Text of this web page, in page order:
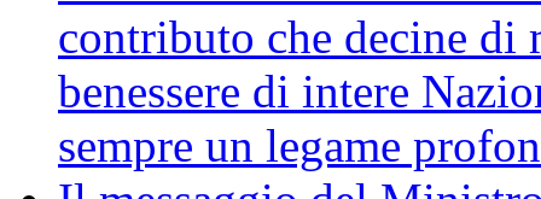
contributo che decine
benessere di intere
sempre un legame